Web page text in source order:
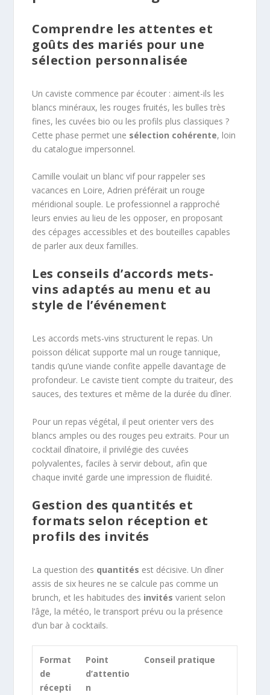
Comprendre les attentes et
goûts des mariés pour une
sélection personnalisée
Un caviste commence par écouter : aiment-ils les
blancs minéraux, les rouges fruités, les bulles très
fines, les cuvées bio ou les profils plus classiques ?
Cette phase permet une sélection cohérente, loin
du catalogue impersonnel.
Camille voulait un blanc vif pour rappeler ses
vacances en Loire, Adrien préférait un rouge
méridional souple. Le professionnel a rapproché
leurs envies au lieu de les opposer, en proposant
des cépages accessibles et des bouteilles capables
de parler aux deux familles.
Les conseils d’accords mets-
vins adaptés au menu et au
style de l’événement
Les accords mets-vins structurent le repas. Un
poisson délicat supporte mal un rouge tannique,
tandis qu’une viande confite appelle davantage de
profondeur. Le caviste tient compte du traiteur, des
sauces, des textures et même de la durée du dîner.
Pour un repas végétal, il peut orienter vers des
blancs amples ou des rouges peu extraits. Pour un
cocktail dînatoire, il privilégie des cuvées
polyvalentes, faciles à servir debout, afin que
chaque invité garde une impression de fluidité.
Gestion des quantités et
formats selon réception et
profils des invités
La question des quantités est décisive. Un dîner
assis de six heures ne se calcule pas comme un
brunch, et les habitudes des invités varient selon
l’âge, la météo, le transport prévu ou la présence
d’un bar à cocktails.
Format
de
récepti
Point
d’attentio
n
Conseil pratique